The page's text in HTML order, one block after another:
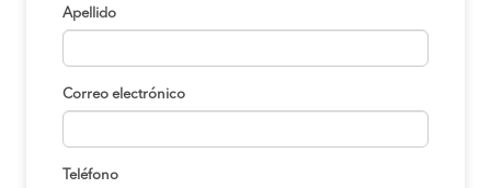
Apellido
Correo electrónico
Teléfono